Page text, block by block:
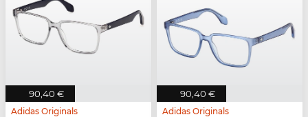
90,40 €
Adidas Originals
90,40 €
Adidas Originals